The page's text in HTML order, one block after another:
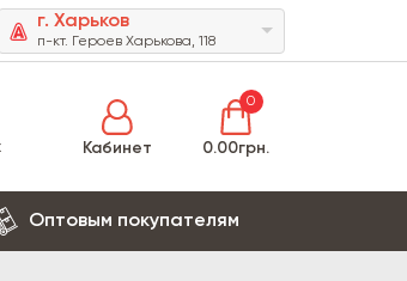
г. Харьков
п-кт. Героев Харькова, 118
Кабинет
0
0.00грн.
Оптовым покупателям